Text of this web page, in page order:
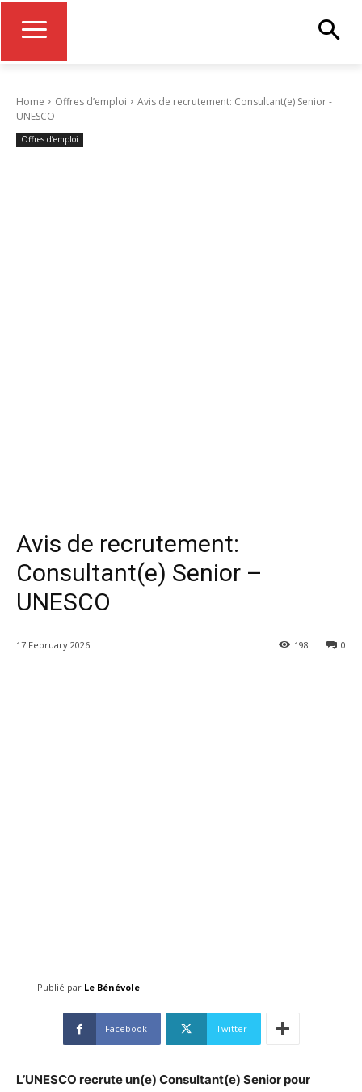
Home Offres d’emploi
Avis de recrutement: Consultant(e) Senior -
UNESCO
Offres d’emploi
Avis de recrutement:
Consultant(e) Senior –
UNESCO
17 February 2026 0
198
Publié par Le Bénévole
Facebook Twitter
L’UNESCO recrute un(e) Consultant(e) Senior pour